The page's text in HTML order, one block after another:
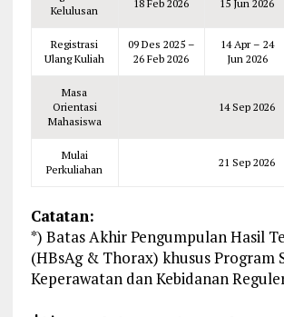
Kelulusan
18 Feb 2026 15 Jun 2026
Registrasi
Ulang Kuliah
09 Des 2025 –
26 Feb 2026
14 Apr – 24
Jun 2026
Masa
Orientasi
Mahasiswa
14 Sep 2026
Mulai
Perkuliahan
21 Sep 2026
Catatan:
*) Batas Akhir Pengumpulan Hasil
(HBsAg & Thorax) khusus Program
Keperawatan dan Kebidanan